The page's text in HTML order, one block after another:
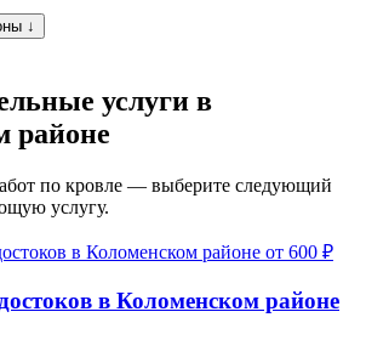
↓
услуги в
районе
по кровле — выберите следующий
услугу.
от 600 ₽
в Коломенском районе